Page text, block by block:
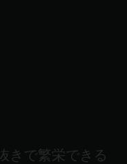
きで繁栄できる